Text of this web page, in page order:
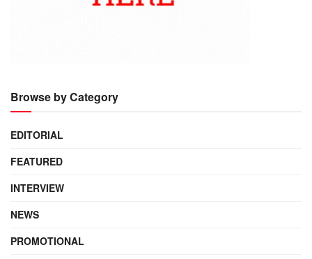
Browse by Category
EDITORIAL
FEATURED
INTERVIEW
NEWS
PROMOTIONAL